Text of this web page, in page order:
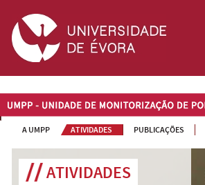
UMPP
A UMPP ATIVIDADES PUBLICAÇÕES
ATIVIDADES